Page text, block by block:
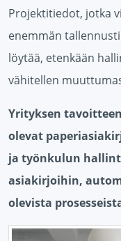
Projektitiedot, jotka
enemmän
löytää, etenkään
vähitellen
Yrityksen
olevat
ja työnkulun
asiakirjoihin,
olevista